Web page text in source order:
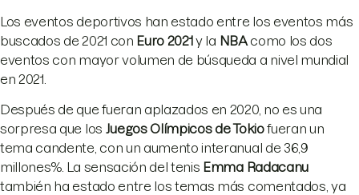
Los eventos deportivos han estado entre los eventos más
buscados de 2021 con Euro 2021y la NBAcomo los dos
eventos con mayor volumen de búsqueda a nivel mundial
en 2021.
Después de que fueran aplazados en 2020, no es una
sorpresa que los Juegos Olímpicos de Tokiofueran un
tema candente, con un aumento interanual de 36,9
millones%. La sensación del tenis Emma Radacanu
también ha estado entre los temas más comentados, ya